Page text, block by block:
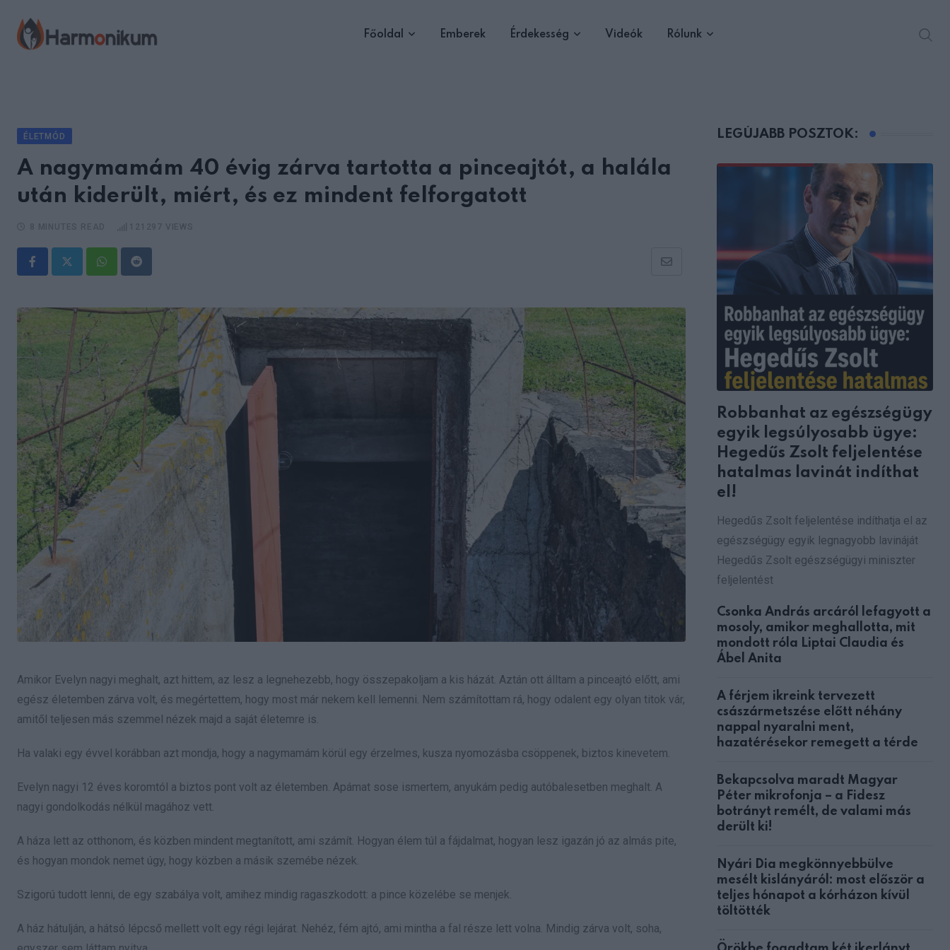
content
Főoldal Emberek Érdekesség Videók Rólunk
ÉLETMÓD
A nagymamám 40 évig zárva tartotta a pinceajtót, a halála
után kiderült, miért, és ez mindent felforgatott
WhatsappReddit
Share
Email
Amikor Evelyn nagyi meghalt, azt hittem, az lesz a legnehezebb, hogy összepakoljam a kis házát. Aztán ott álltam a pinceajtó előtt, ami
egész életemben zárva volt, és megértettem, hogy most már nekem kell lemenni. Nem számítottam rá, hogy odalent egy olyan titok vár,
amitől teljesen más szemmel nézek majd a saját életemre is.
Ha valaki egy évvel korábban azt mondja, hogy a nagymamám körül egy érzelmes, kusza nyomozásba csöppenek, biztos kinevetem.
Evelyn nagyi 12 éves koromtól a biztos pont volt az életemben. Apámat sose ismertem, anyukám pedig autóbalesetben meghalt. A
nagyi gondolkodás nélkül magához vett.
A háza lett az otthonom, és közben mindent megtanított, ami számít. Hogyan élem túl a fájdalmat, hogyan lesz igazán jó az almás pite,
és hogyan mondok nemet úgy, hogy közben a másik szemébe nézek.
Szigorú tudott lenni, de egy szabálya volt, amihez mindig ragaszkodott: a pince közelébe se menjek.
A ház hátulján, a hátsó lépcső mellett volt egy régi lejárat. Nehéz, fém ajtó, ami mintha a fal része lett volna. Mindig zárva volt, soha,
LEGÚJABB POSZTOK:
Robbanhat az egészségügy
egyik legsúlyosabb ügye:
Hegedűs Zsolt feljelentése
hatalmas lavinát indíthat
el!
Hegedűs Zsolt feljelentése indíthatja el az
egészségügy egyik legnagyobb lavináját
Hegedűs Zsolt egészségügyi miniszter
feljelentést
Csonka András arcáról lefagyott a
mosoly, amikor meghallotta, mit
mondott róla Liptai Claudia és
Ábel Anita
A férjem ikreink tervezett
császármetszése előtt néhány
nappal nyaralni ment,
hazatérésekor remegett a térde
Bekapcsolva maradt Magyar
Péter mikrofonja – a Fidesz
botrányt remélt, de valami más
derült ki!
Nyári Dia megkönnyebbülve
mesélt kislányáról: most először a
teljes hónapot a kórházon kívül
töltötték